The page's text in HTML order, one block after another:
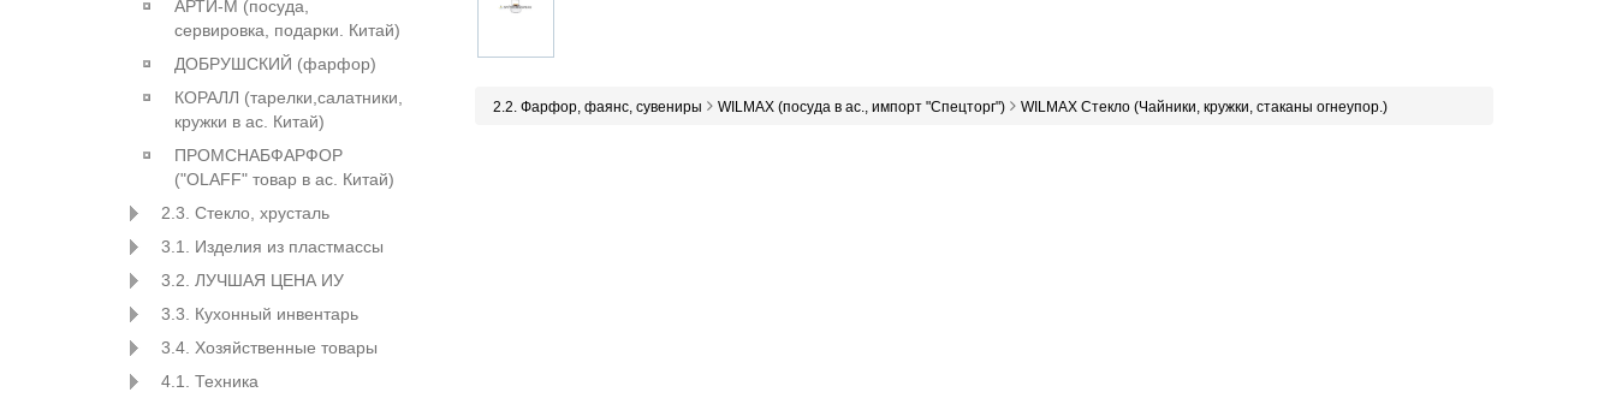
АРТИ-М (посуда,
сервировка, подарки. Китай)
ДОБРУШСКИЙ (фарфор)
КОРАЛЛ (тарелки,салатники,
кружки в ас. Китай)
ПРОМСНАБФАРФОР
("OLAFF" товар в ас. Китай)
2.3. Стекло, хрусталь
3.1. Изделия из пластмассы
3.2. ЛУЧШАЯ ЦЕНА ИУ
3.3. Кухонный инвентарь
3.4. Хозяйственные товары
4.1. Техника
2.2. Фарфор, фаянс, сувениры WILMAX (посуда в ас., импорт "Спецторг") WILMAX Стекло (Чайники, кружки, стаканы огнеупор.)